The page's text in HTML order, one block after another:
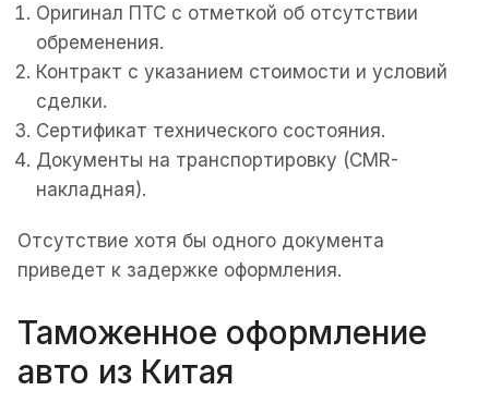
Оригинал ПТС с отметкой об отсутствии
обременения.
Контракт с указанием стоимости и условий
сделки.
Сертификат технического состояния.
Документы на транспортировку (CMR-
накладная).
Отсутствие хотя бы одного документа
приведет к задержке оформления.
Таможенное оформление
авто из Китая